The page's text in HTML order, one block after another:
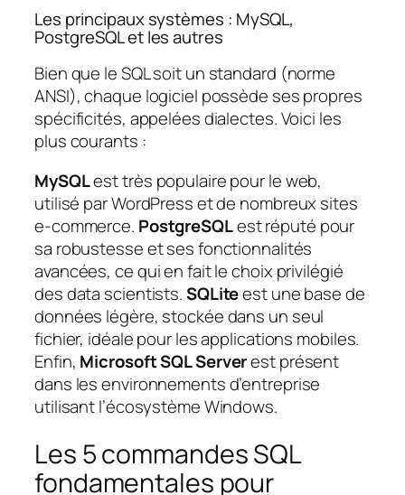
Les principaux systèmes : MySQL,
PostgreSQL et les autres
Bien que le SQL soit un standard (norme
ANSI), chaque logiciel possède ses propres
spécificités, appelées dialectes. Voici les
plus courants :
MySQLest très populaire pour le web,
utilisé par WordPress et de nombreux sites
e-commerce. PostgreSQLest réputé pour
sa robustesse et ses fonctionnalités
avancées, ce qui en fait le choix privilégié
des data scientists.SQLiteest une base de
données légère, stockée dans un seul
fichier, idéale pour les applications mobiles.
Enfin, Microsoft SQL Serverest présent
dans les environnements d’entreprise
utilisant l’écosystème Windows.
Les 5 commandes SQL
fondamentales pour